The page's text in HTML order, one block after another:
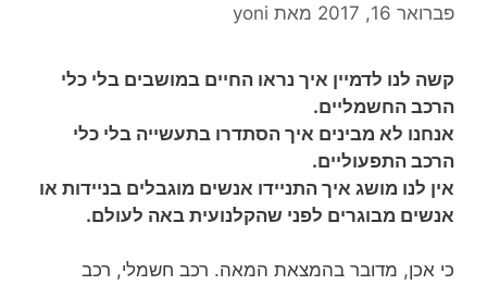
פברואר 16, 2017 מאתyoni
קשה לנו לדמיין איך נראו החיים במושבים בלי כלי
הרכב החשמליים.
אנחנו לא מבינים איך הסתדרו בתעשייה בלי כלי
הרכב התפעוליים.
אין לנו מושג איך התניידו אנשים מוגבלים בניידות או
אנשים מבוגרים לפני שהקלנועית באה לעולם.
כי אכן, מדובר בהמצאת המאה. רכב חשמלי, רכב